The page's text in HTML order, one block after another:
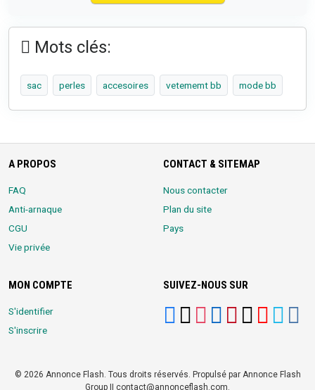
Mots clés:
sac perles accesoires vetememt bb mode bb
A PROPOS
FAQ
Anti-arnaque
CGU
Vie privée
CONTACT & SITEMAP
Nous contacter
Plan du site
Pays
MON COMPTE
S'identifier
S'inscrire
SUIVEZ-NOUS SUR
© 2026 Annonce Flash. Tous droits réservés. Propulsé par Annonce Flash
Group || contact@annonceflash.com.